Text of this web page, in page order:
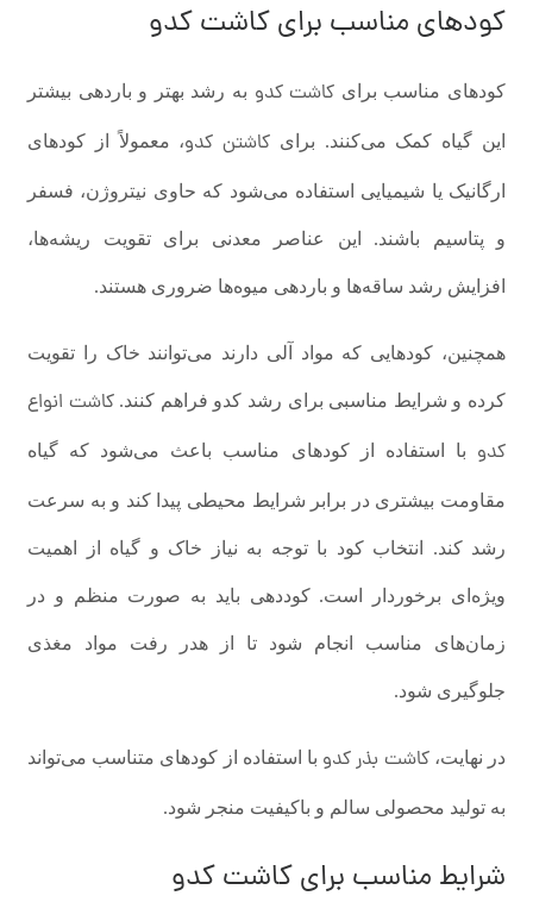
کودهای مناسب برای کاشت کدو
کودهای مناسب برای کاشت کدو به رشد بهتر و باردهی بیشتر
این گیاه کمک می‌کنند. برای کاشتن کدو، معمولاً از کودهای
ارگانیک یا شیمیایی استفاده می‌شود که حاوی نیتروژن، فسفر
و پتاسیم باشند. این عناصر معدنی برای تقویت ریشه‌ها،
افزایش رشد ساقه‌ها و باردهی میوه‌ها ضروری هستند.
همچنین، کودهایی که مواد آلی دارند می‌توانند خاک را تقویت
کرده و شرایط مناسبی برای رشد کدو فراهم کنند.کاشت انواع
کدو با استفاده از کودهای مناسب باعث می‌شود که گیاه
مقاومت بیشتری در برابر شرایط محیطی پیدا کند و به سرعت
رشد کند. انتخاب کود با توجه به نیاز خاک و گیاه از اهمیت
ویژه‌ای برخوردار است. کوددهی باید به صورت منظم و در
زمان‌های مناسب انجام شود تا از هدر رفت مواد مغذی
جلوگیری شود.
در نهایت،کاشت بذر کدو با استفاده از کودهای متناسب می‌تواند
به تولید محصولی سالم و باکیفیت منجر شود.
شرایط مناسب برای کاشت کدو